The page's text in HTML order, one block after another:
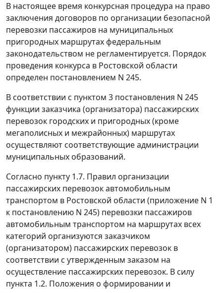
В настоящее время конкурсная процедура на право
заключения договоров по организации безопасной
перевозки пассажиров на муниципальных
пригородных маршрутах федеральным
законодательством не регламентируется. Порядок
проведения конкурса в Ростовской области
определен постановлением N 245.
В соответствии с пунктом 3 постановления N 245
функции заказчика (организатора) пассажирских
перевозок городских и пригородных (кроме
мегаполисных и межрайонных) маршрутах
осуществляют соответствующие администрации
муниципальных образований.
Согласно пункту 1.7. Правил организации
пассажирских перевозок автомобильным
транспортом в Ростовской области (приложение N 1
к постановлению N 245) перевозки пассажиров
автомобильным транспортом на маршрутах всех
категорий организуются заказчиком
(организатором) пассажирских перевозок в
соответствии с утвержденным заказом на
осуществление пассажирских перевозок. В силу
пункта 1.2. Положения о формировании и